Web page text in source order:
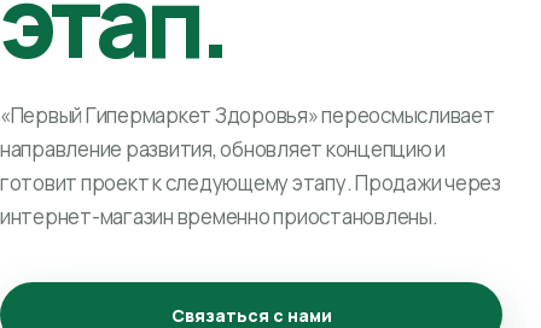
«Первый Гипермаркет Здоровья» переосмысливает
направление развития, обновляет концепцию и
готовит проект к следующему этапу. Продажи через
интернет-магазин временно приостановлены.
Связаться с нами